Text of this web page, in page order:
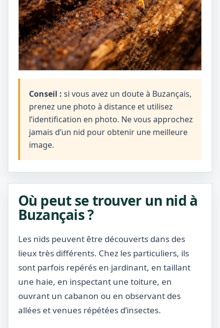
Conseil : si vous avez un doute à Buzançais,
prenez une photo à distance et utilisez
l’identification en photo. Ne vous approchez
jamais d’un nid pour obtenir une meilleure
image.
Où peut se trouver un nid à
Buzançais ?
Les nids peuvent être découverts dans des
lieux très différents. Chez les particuliers, ils
sont parfois repérés en jardinant, en taillant
une haie, en inspectant une toiture, en
ouvrant un cabanon ou en observant des
allées et venues répétées d’insectes.